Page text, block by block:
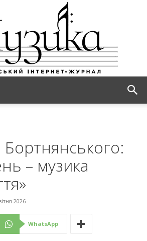
Бортнянського:
– музика
2026
WhatsApp